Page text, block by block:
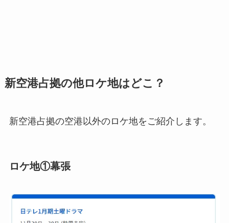
新空港占拠の他ロケ地はどこ？
新空港占拠の空港以外のロケ地をご紹介します。
ロケ地①幕張